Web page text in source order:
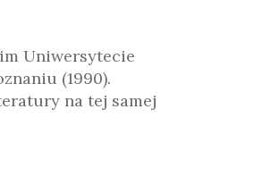
Uniwersytecie
(1990).
na tej samej